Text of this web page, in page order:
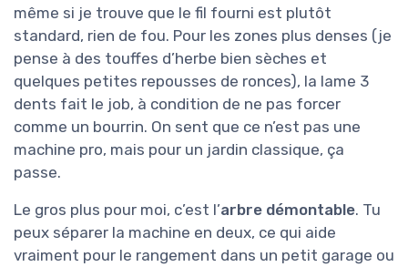
même si je trouve que le fil fourni est plutôt
standard, rien de fou. Pour les zones plus denses (je
pense à des touffes d’herbe bien sèches et
quelques petites repousses de ronces), la lame 3
dents fait le job, à condition de ne pas forcer
comme un bourrin. On sent que ce n’est pas une
machine pro, mais pour un jardin classique, ça
passe.
Le gros plus pour moi, c’est l’arbre démontable. Tu
peux séparer la machine en deux, ce qui aide
vraiment pour le rangement dans un petit garage ou